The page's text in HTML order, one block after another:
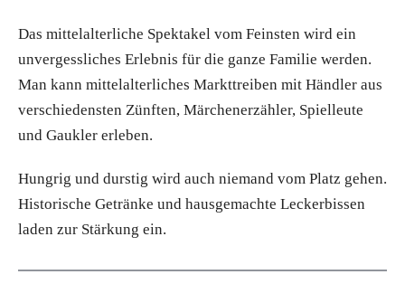
Das mittelalterliche Spektakel vom Feinsten wird ein
unvergessliches Erlebnis für die ganze Familie werden.
Man kann mittelalterliches Markttreiben mit Händler aus
verschiedensten Zünften, Märchenerzähler, Spielleute
und Gaukler erleben.
Hungrig und durstig wird auch niemand vom Platz gehen.
Historische Getränke und hausgemachte Leckerbissen
laden zur Stärkung ein.